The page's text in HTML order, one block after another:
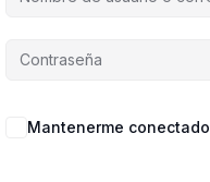
Mantenerme conectado